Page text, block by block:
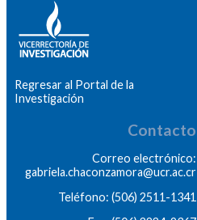
Regresar al Portal de la
Investigación
Contacto
Correo electrónico:
gabriela.chaconzamora@ucr.ac.cr
Teléfono: (506) 2511-1341